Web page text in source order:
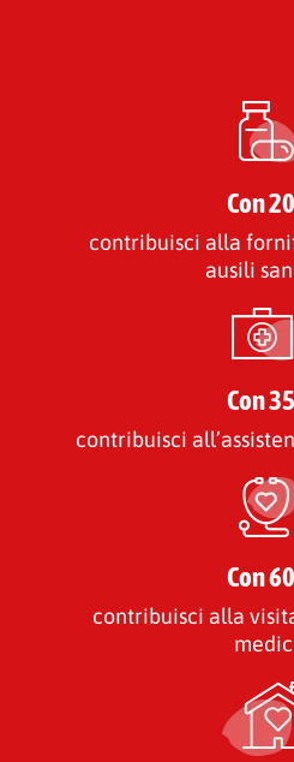
Con
contribuisci alla
ausili
Con
contribuisci
Con
contribuisci alla